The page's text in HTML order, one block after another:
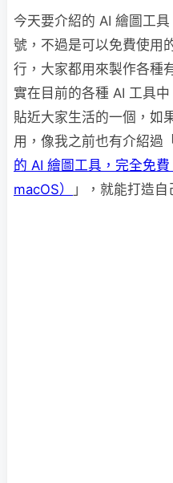
今天要介紹的 AI 繪圖工
號，不過是可以免費使用
行，大家都用來製作各種
實在目前的各種 AI 工具
貼近大家生活的一個，如
用，像我之前也有介紹過「
的 AI 繪圖工具，完全免
macOS）
」，就能打造自